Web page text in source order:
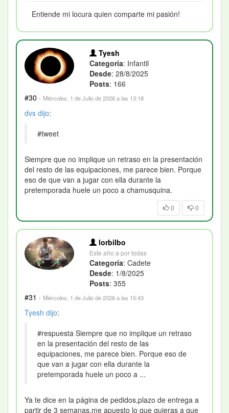
Entiende mi locura quien comparte mi pasión!
Tyesh
Categoría: Infantil
Desde: 28/8/2025
Posts: 166
#30 · Miércoles, 1 de Julio de 2026 a las 13:18
dvs dijo:
#tweet
Siempre que no implique un retraso en la presentación
del resto de las equipaciones, me parece bien. Porque
eso de que van a jugar con ella durante la
pretemporada huele un poco a chamusquina.
0 0
lorbilbo
Este año a por todas
Categoría: Cadete
Desde: 1/8/2025
Posts: 355
#31 · Miércoles, 1 de Julio de 2026 a las 15:43
Tyesh dijo:
#respuesta Siempre que no implique un retraso
en la presentación del resto de las
equipaciones, me parece bien. Porque eso de
que van a jugar con ella durante la
pretemporada huele un poco a ...
Ya te dice en la página de pedidos,plazo de entrega a
partir de 3 semanas,me apuesto lo que quieras a que